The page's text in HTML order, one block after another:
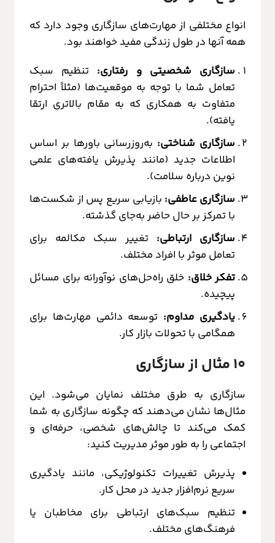
انواع مختلفی از مهارت‌های سازگاری وجود دارد که
همه آنها در طول زندگی مفید خواهند بود.
سازگاری شخصیتی و رفتاری: تنظیم سبک
تعامل شما با توجه به موقعیت‌ها (مثلاً احترام
متفاوت به همکاری که به مقام بالاتری ارتقا
یافته).
سازگاری شناختی: به‌روزرسانی باورها بر اساس
اطلاعات جدید (مانند پذیرش یافته‌های علمی
نوین درباره سلامت).
سازگاری عاطفی: بازیابی سریع پس از شکست‌ها
با تمرکز بر حال حاضر به‌جای گذشته.
سازگاری ارتباطی: تغییر سبک مکالمه برای
تعامل موثر با افراد مختلف.
تفکر خلاق: خلق راه‌حل‌های نوآورانه برای مسائل
پیچیده.
یادگیری مداوم: توسعه دائمی مهارت‌ها برای
همگامی با تحولات بازار کار.
۱۰ مثال از سازگاری
سازگاری به طرق مختلف نمایان می‌شود. این
مثال‌ها نشان می‌دهند که چگونه سازگاری به شما
کمک می‌کند تا چالش‌های شخصی، حرفه‌ای و
اجتماعی را به طور موثر مدیریت کنید:
پذیرش تغییرات تکنولوژیکی، مانند یادگیری
سریع نرم‌افزار جدید در محل کار.
تنظیم سبک‌های ارتباطی برای مخاطبان یا
فرهنگ‌های مختلف.